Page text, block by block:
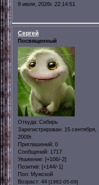
9 июля, 2026г. 22:14:51
Сергей
Посвященный
Откуда: Сибирь
Зарегистрирован: 15 сентября,
2009г.
Приглашений: 0
Сообщений: 1717
Уважение: [+106/-2]
Позитив: [+144/-1]
Пол: Мужской
Возраст: 44 [1982-05-09]